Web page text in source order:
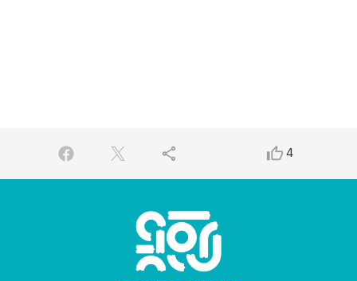
share thumb_up_alt4